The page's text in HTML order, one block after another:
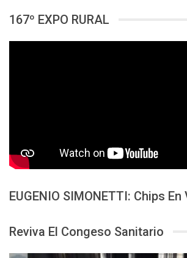
167º EXPO RURAL
EUGENIO SIMONETTI: Chips
Reviva El Congeso Sanitario